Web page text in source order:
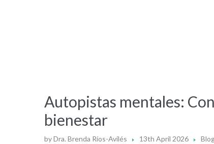
Autopistas mentales:
bienestar
byDra. Brenda Ríos-Avilés 13th April 2026